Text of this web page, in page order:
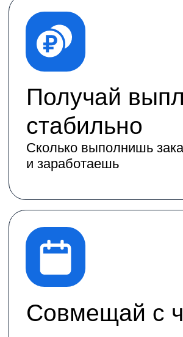
Доход зависит от
Количества
выполненных
заказов
за слот — тем выше заработок.
В часы высокого спроса заказов
обычно больше.
Вида транспорта
На велосипеде, самокате, мото или
выполнять больше заказов за смену.